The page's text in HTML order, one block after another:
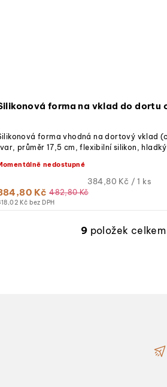
forma na vklad do dortu
Kč bez DPH
Kč 482,80 Kč
Měrná
cena:
384,80 Kč / 1 ks
nedostupné
forma vhodná na dortový vklad
průměr 17,5 cm, flexibilní silikon,
O
9 položek celkem